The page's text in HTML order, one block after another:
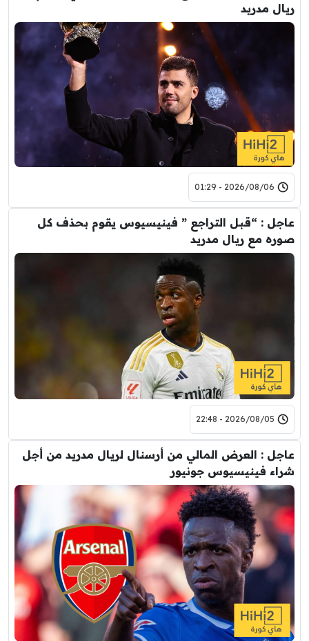
ريال مدريد
2026/08/06 - 01:29
عاجل : “قبل التراجع ” فينيسيوس يقوم بحذف كل
صوره مع ريال مدريد
2026/08/05 - 22:48
عاجل : العرض المالي من أرسنال لريال مدريد من أجل
شراء فينيسيوس جونيور